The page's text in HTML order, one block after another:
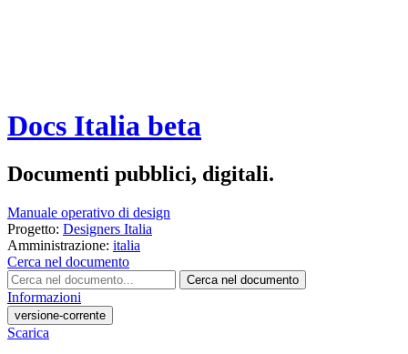
Docs Italia beta
Documenti pubblici, digitali.
Manuale operativo di design
Progetto: Designers Italia
Amministrazione: italia
Cerca nel documento
Cerca nel documento
Informazioni
versione-corrente
Scarica